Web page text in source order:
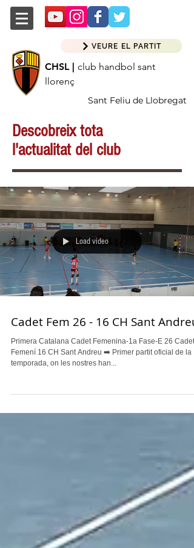
CHSL | club handbol sant
llorenç
Sant Feliu de Llobregat
VEURE EL PARTIT
Descobreix tota
l'actualitat del club
Load video
Cadet Fem 26 - 16 CH Sant Andreu
Primera Catalana Cadet Femenina-1a Fase-E 26 Cadete
Femení 16 CH Sant Andreu ➡️ Primer partit oficial de la
temporada, on les nostres han...